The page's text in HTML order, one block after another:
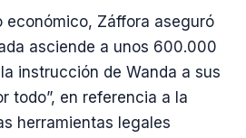
económico, Záffora aseguró
asciende a unos 600.000
instrucción de Wanda a sus
todo”, en referencia a la
herramientas legales